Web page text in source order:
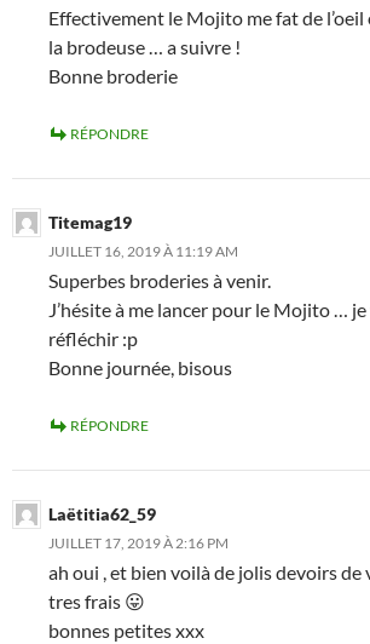
Effectivement le Mojito me fat de l’oeil
la brodeuse … a suivre !
Bonne broderie
RÉPONDRE
Titemag19
JUILLET 16, 2019 À 11:19 AM
Superbes broderies à venir.
J’hésite à me lancer pour le Mojito …
réfléchir :p
Bonne journée, bisous
RÉPONDRE
Laëtitia62_59
JUILLET 17, 2019 À 2:16 PM
ah oui , et bien voilà de jolis devoirs de
tres frais 😛
bonnes petites xxx